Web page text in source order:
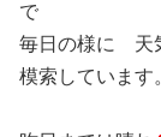
で
毎日の様に 天
模索しています